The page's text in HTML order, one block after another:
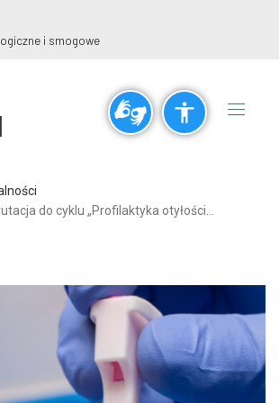
title
Rozdzielczość
Czcionki
add_circle_outline
i smogowe
do cyklu „Profilaktyka otyłości…